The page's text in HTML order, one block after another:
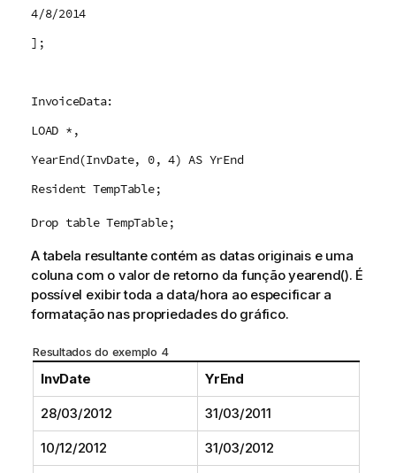
4/8/2014
];
InvoiceData:
LOAD *,
YearEnd(InvDate, 0, 4) AS YrEnd
Resident TempTable;
Drop table TempTable;
A tabela resultante contém as datas originais e uma
coluna com o valor de retorno da funçãoyearend(). É
possível exibir toda a data/hora ao especificar a
formatação nas propriedades do gráfico.
Resultados do exemplo 4
InvDate YrEnd
28/03/2012 31/03/2011
10/12/2012 31/03/2012